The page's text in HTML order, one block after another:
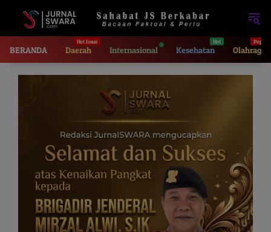
BERANDA Daerah Internasional Kesehatan Olahraga